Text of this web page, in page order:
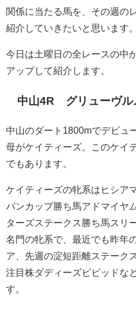
関係に当たる馬を、その週の
紹介していきたいと思います。
今日は土曜日の全レースの中
アップして紹介します。
中山4R グリューヴル
中山のダート1800mでデビュ
母がケイティーズ。このケイ
でもあります。
ケイティーズの牝系はヒシア
パンカップ勝ち馬アドマイヤ
ターズステークス勝ち馬スリ
名門の牝系で、最近でも昨年
ア、先週の淀短距離ステーク
注目株ダディーズビビッドな
す。